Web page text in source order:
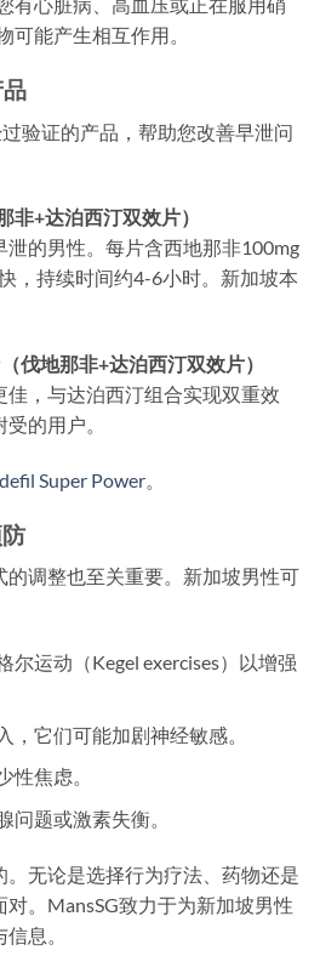
可能产生相互作用。
验证的产品，帮助您改善早泄问
非+达泊西汀双效片）
的男性。每片含西地那非100mg
，持续时间约4-6小时。新加坡本
伐地那非+达泊西汀双效片）
，与达泊西汀组合实现双重效
的用户。
Super Power。
的调整也至关重要。新加坡男性可
尔运动（Kegel exercises）以增强
，它们可能加剧神经敏感。
性焦虑。
问题或激素失衡。
无论是选择行为疗法、药物还是
。MansSG致力于为新加坡男性
息。